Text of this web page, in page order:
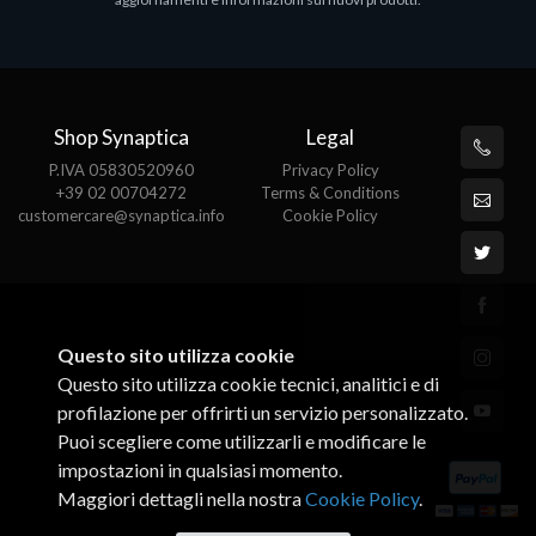
Shop Synaptica
P.IVA 05830520960
+39 02 00704272
customercare@synaptica.info
Legal
Privacy Policy
Terms & Conditions
Cookie Policy
Questo sito utilizza cookie
Questo sito utilizza cookie tecnici, analitici e di
profilazione per offrirti un servizio personalizzato.
Puoi scegliere come utilizzarli e modificare le
impostazioni in qualsiasi momento.
Maggiori dettagli nella nostraCookie Policy.